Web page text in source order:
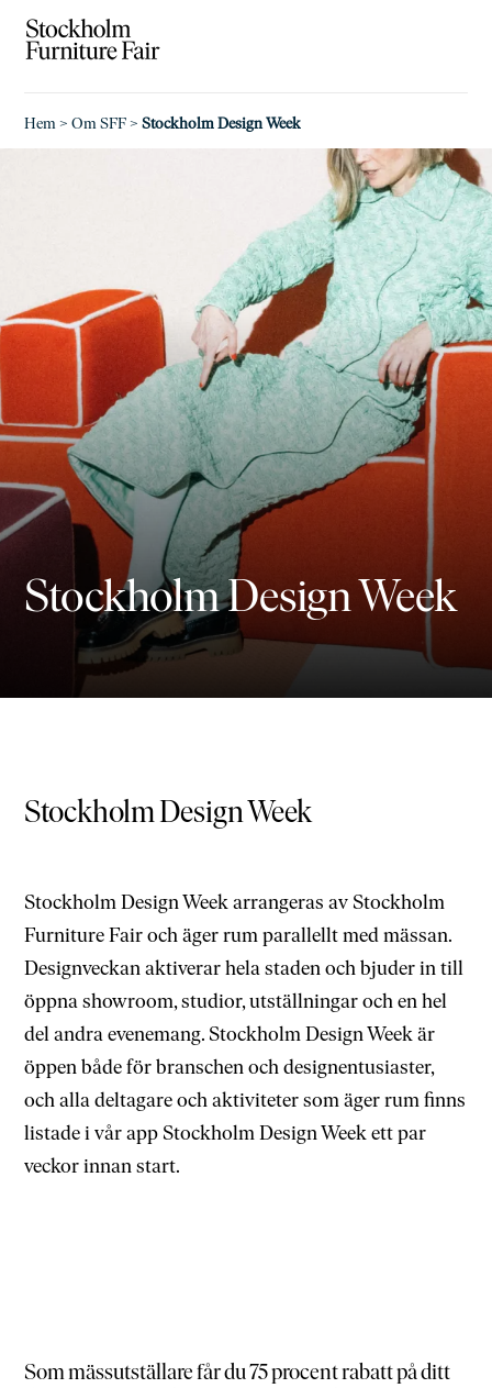
Hem >Om SFF >Stockholm Design Week
Stockholm Design Week
Stockholm Design Week
Stockholm Design Week arrangeras av Stockholm
Furniture Fair och äger rum parallellt med mässan.
Designveckan aktiverar hela staden och bjuder in till
öppna showroom, studior, utställningar och en hel
del andra evenemang. Stockholm Design Week är
öppen både för branschen och designentusiaster,
och alla deltagare och aktiviteter som äger rum finns
listade i vår app Stockholm Design Week ett par
veckor innan start.
Som mässutställare får du 75 procent rabatt på ditt